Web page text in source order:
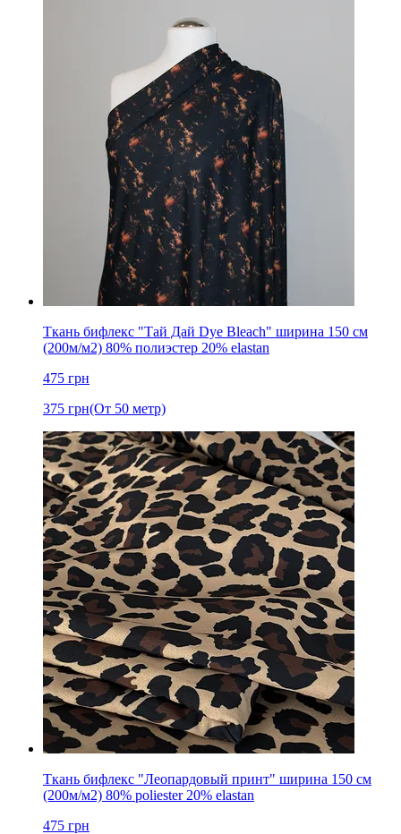
Ткань бифлекс "Тай Дай Dye Bleach" ширина 150 см
(200м/м2) 80% полиэстер 20% elastan
475 грн
375 грн(От 50 метр)
Ткань бифлекс "Леопардовый принт" ширина 150 см
(200м/м2) 80% poliester 20% elastan
475 грн